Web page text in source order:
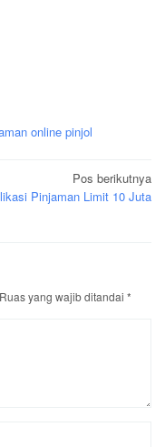
online pinjol
Pos berikutnya
Pinjaman Limit 10 Juta
Ruas yang wajib ditandai *